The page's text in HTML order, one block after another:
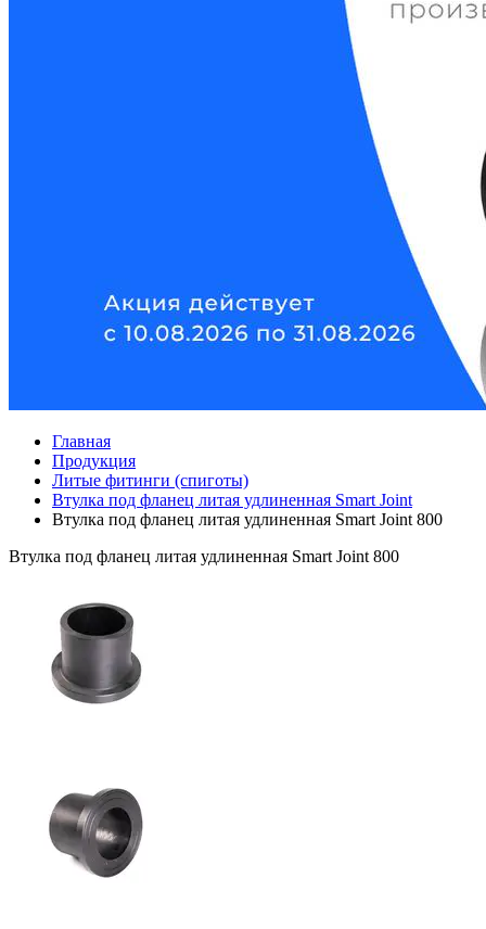
Главная
Продукция
Литые фитинги (спиготы)
Втулка под фланец литая удлиненная Smart Joint
Втулка под фланец литая удлиненная Smart Joint 800
Втулка под фланец литая удлиненная Smart Joint 800